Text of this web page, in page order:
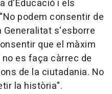
d'Educació i els
podem consentir de
Generalitat s'esborre
que el màxim
es faça càrrec de
de la ciutadania. No
la història".